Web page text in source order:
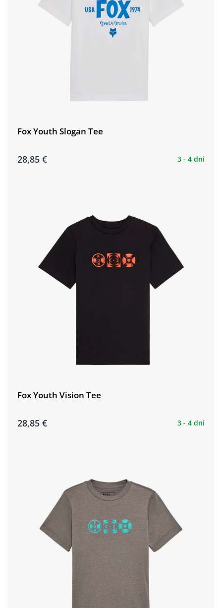
Fox Youth Slogan Tee
28,85 € 3 - 4 dni
Fox Youth Vision Tee
28,85 € 3 - 4 dni